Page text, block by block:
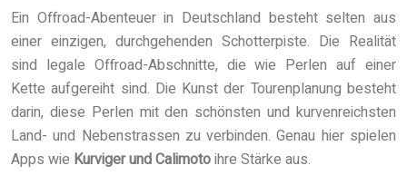
Ein Offroad-Abenteuer in Deutschland besteht selten aus
einer einzigen, durchgehenden Schotterpiste. Die Realität
sind legale Offroad-Abschnitte, die wie Perlen auf einer
Kette aufgereiht sind. Die Kunst der Tourenplanung besteht
darin, diese Perlen mit den schönsten und kurvenreichsten
Land- und Nebenstrassen zu verbinden. Genau hier spielen
Apps wie Kurviger und Calimotoihre Stärke aus.